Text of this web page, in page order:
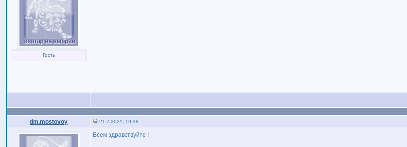
Гость
dm.mostovoy 21.7.2021, 19:38
Всем здравствуйте !